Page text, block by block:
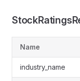
Name
industry_name